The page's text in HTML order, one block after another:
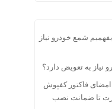
بفهمیم شمع خودرو نیاز
نیاز به تعویض دارد؟
امضای فاکتور کفپوش